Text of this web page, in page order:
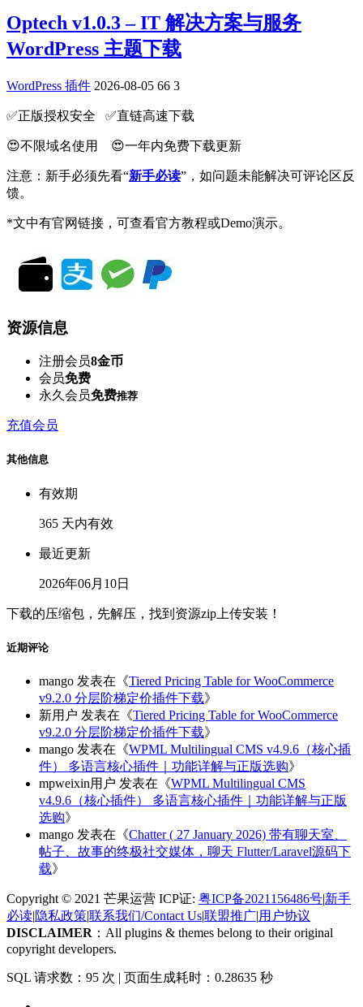
Optech v1.0.3 – IT 解决方案与服务
WordPress 主题下载
WordPress 插件 2026-08-05 66 3
✅️正版授权安全 ✅️直链高速下载
😍不限域名使用 😍一年内免费下载更新
注意：新手必须先看“新手必读”，如问题未能解决可评论区反
馈。
*文中有官网链接，可查看官方教程或Demo演示。
资源信息
注册会员8金币
会员免费
永久会员免费推荐
充值会员
其他信息
有效期
365 天内有效
最近更新
2026年06月10日
下载的压缩包，先解压，找到资源zip上传安装！
近期评论
mango 发表在《Tiered Pricing Table for WooCommerce
v9.2.0 分层阶梯定价插件下载》
新用户 发表在《Tiered Pricing Table for WooCommerce
v9.2.0 分层阶梯定价插件下载》
mango 发表在《WPML Multilingual CMS v4.9.6（核心插
件） 多语言核心插件｜功能详解与正版选购》
mpweixin用户 发表在《WPML Multilingual CMS
v4.9.6（核心插件） 多语言核心插件｜功能详解与正版
选购》
mango 发表在《Chatter ( 27 January 2026) 带有聊天室、
帖子、故事的终极社交媒体，聊天 Flutter/Laravel源码下
载》
Copyright © 2021 芒果运营 ICP证: 粤ICP备2021156486号|新手
必读|隐私政策|联系我们/Contact Us|联盟推广|用户协议
DISCLAIMER ：All plugins & themes belong to their original
copyright developers.
SQL 请求数：95 次 | 页面生成耗时：0.28635 秒